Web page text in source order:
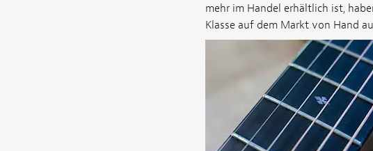
mehr im Handel erhältlich ist,
Klasse auf dem Markt von Hand